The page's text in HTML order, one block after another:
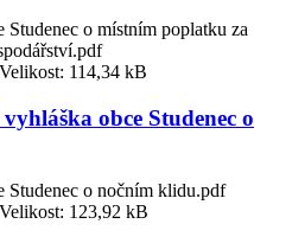
Studenec o místním poplatku za
114,34 kB
obce Studenec o
Studenec o nočním klidu.pdf
123,92 kB